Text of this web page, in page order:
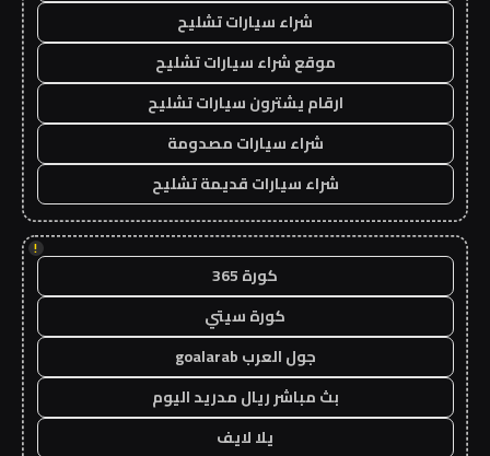
شراء سيارات تشليح
موقع شراء سيارات تشليح
ارقام يشترون سيارات تشليح
شراء سيارات مصدومة
شراء سيارات قديمة تشليح
!
كورة 365
كورة سيتي
جول العرب goalarab
بث مباشر ريال مدريد اليوم
يلا لايف